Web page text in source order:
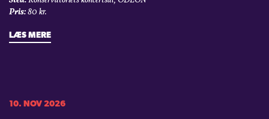
Pris:80 kr.
LÆS MERE
10. NOV 2026